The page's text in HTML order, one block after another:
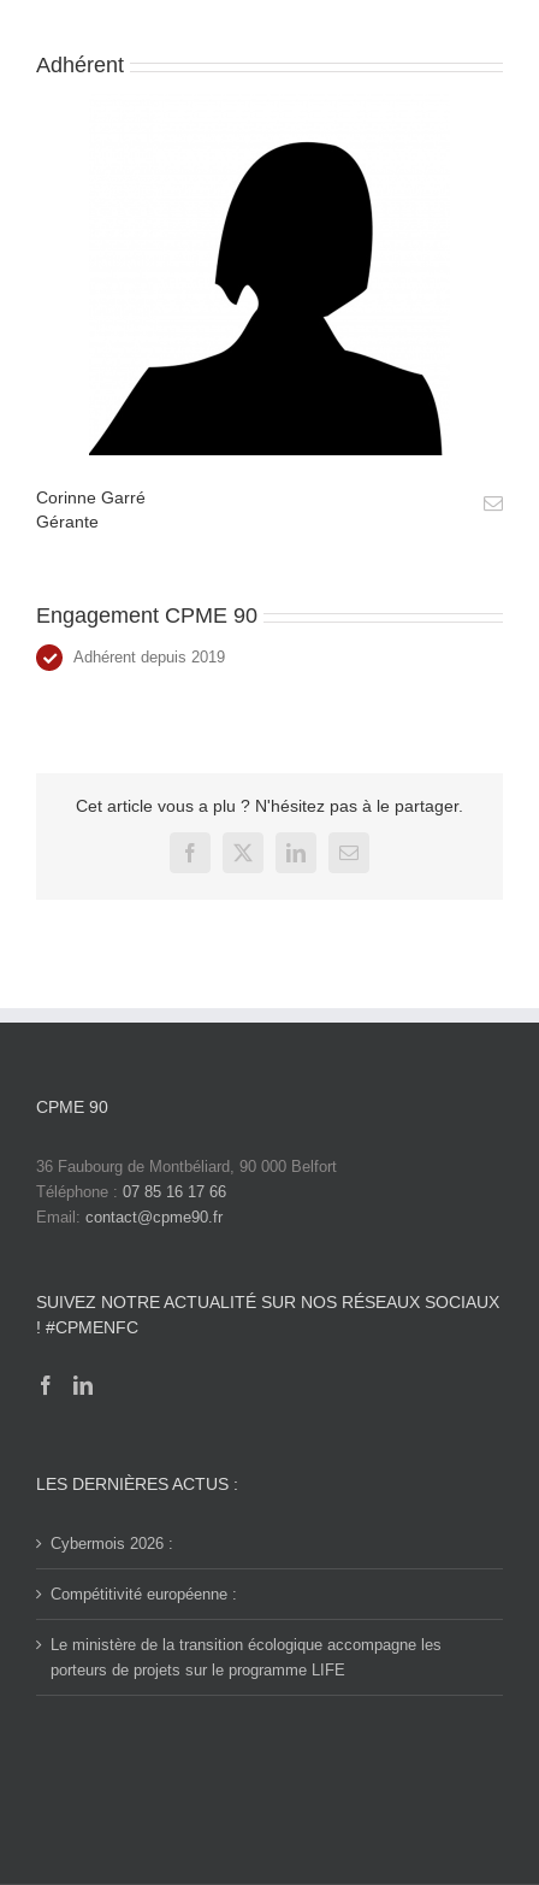
Adhérent
Corinne Garré
Gérante
Engagement CPME 90
Adhérent depuis 2019
Cet article vous a plu ? N'hésitez pas à le partager.
Facebook
X LinkedInEmail
CPME 90
36 Faubourg de Montbéliard, 90 000 Belfort
Téléphone : 07 85 16 17 66
Email: contact@cpme90.fr
SUIVEZ NOTRE ACTUALITÉ SUR NOS RÉSEAUX SOCIAUX
! #CPMENFC
LES DERNIÈRES ACTUS :
Cybermois 2026 :
Compétitivité européenne :
Le ministère de la transition écologique accompagne les
porteurs de projets sur le programme LIFE